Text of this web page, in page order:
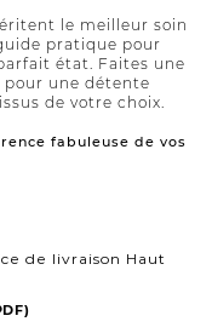
le meilleur soin
pratique pour
état. Faites une
pour une détente
de votre choix.
fabuleuse de vos
de livraison Haut